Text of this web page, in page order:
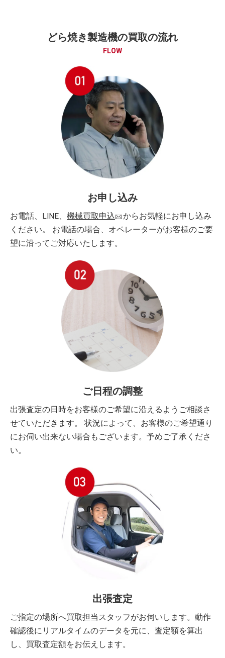
どら焼き製造機の買取の流れ
FLOW
お申し込み
お電話、LINE、 機械買取申込
からお気軽にお申し込み
ください。 お電話の場合、オペレーターがお客様のご要
望に沿ってご対応いたします。
ご日程の調整
出張査定の日時をお客様のご希望に沿えるようご相談さ
せていただきます。 状況によって、お客様のご希望通り
にお伺い出来ない場合もございます。予めご了承くださ
い。
出張査定
ご指定の場所へ買取担当スタッフがお伺いします。動作
確認後にリアルタイムのデータを元に、査定額を算出
し、買取査定額をお伝えします。